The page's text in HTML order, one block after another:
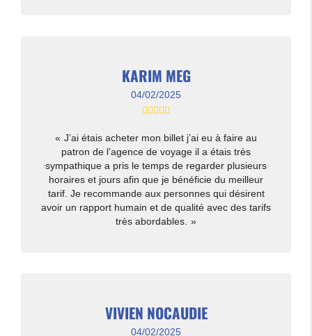
KARIM MEG
04/02/2025
J’ai étais acheter mon billet j’ai eu à faire au
patron de l’agence de voyage il a étais très
sympathique a pris le temps de regarder plusieurs
horaires et jours afin que je bénéficie du meilleur
tarif. Je recommande aux personnes qui désirent
avoir un rapport humain et de qualité avec des tarifs
très abordables.
VIVIEN NOCAUDIE
04/02/2025